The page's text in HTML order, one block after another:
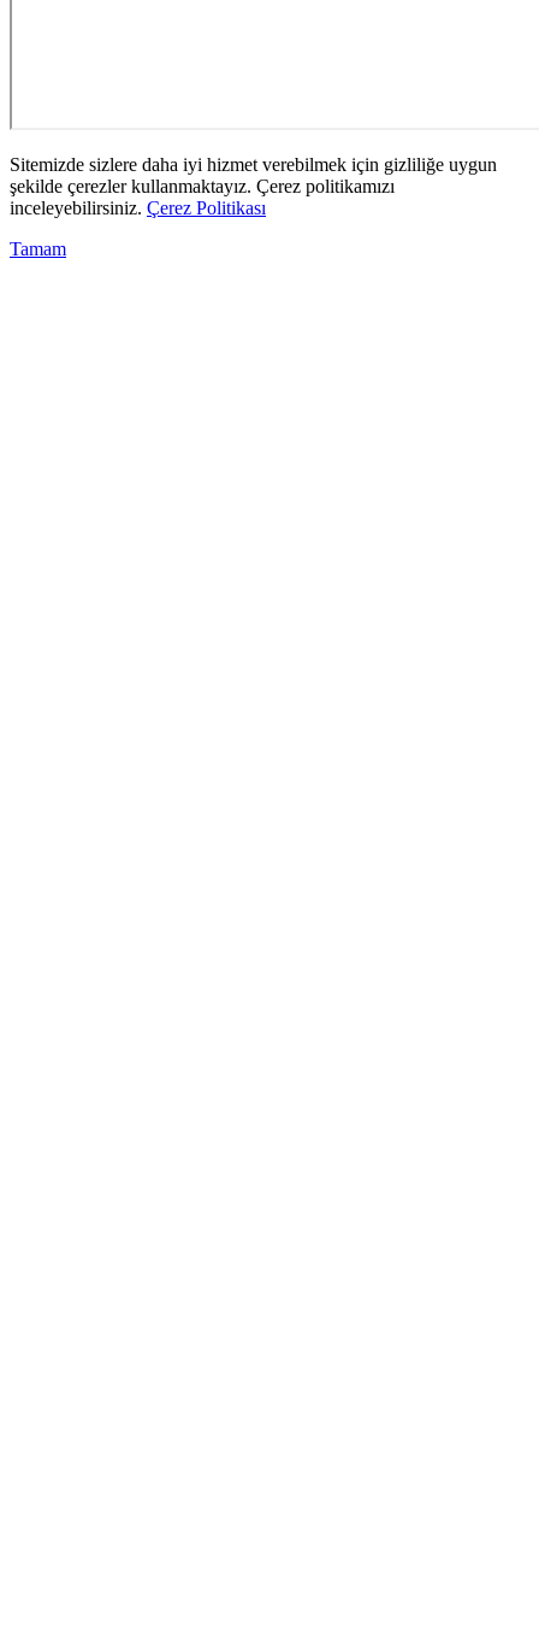
Sitemizde sizlere daha iyi hizmet verebilmek için gizliliğe uygun
şekilde çerezler kullanmaktayız. Çerez politikamızı
inceleyebilirsiniz. Çerez Politikası
Tamam